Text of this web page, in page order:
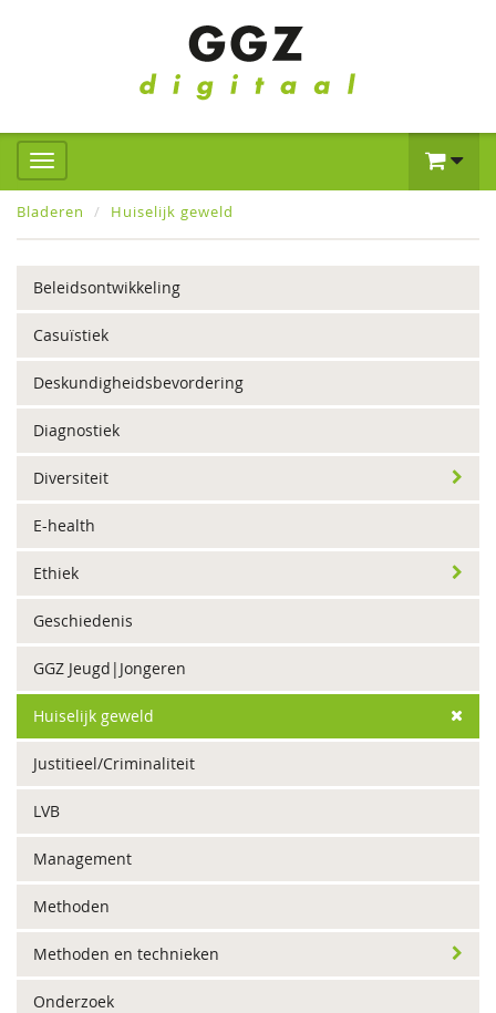
Bladeren Huiselijk geweld
Beleidsontwikkeling
Casuïstiek
Deskundigheidsbevordering
Diagnostiek
Diversiteit
E-health
Ethiek
Geschiedenis
GGZ Jeugd|Jongeren
Huiselijk geweld
Justitieel/Criminaliteit
LVB
Management
Methoden
Methoden en technieken
Onderzoek